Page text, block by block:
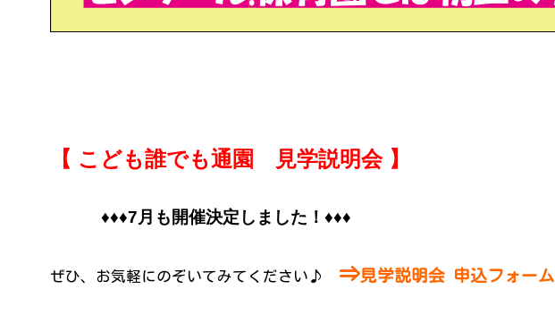
【 こども誰でも通園 見学説明会 】
♦♦♦7月も開催決定しました！♦♦♦
ぜひ、お気軽にのぞいてみてください♪ ⇒見学説明会 申込フォーム